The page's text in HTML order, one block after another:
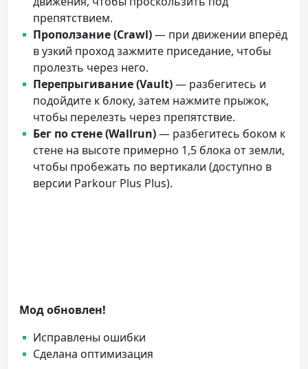
препятствием.
Проползание (Crawl)— при движении вперёд
в узкий проход зажмите приседание, чтобы
пролезть через него.
Перепрыгивание (Vault)— разбегитесь и
подойдите к блоку, затем нажмите прыжок,
чтобы перелезть через препятствие.
Бег по стене (Wallrun)— разбегитесь боком к
стене на высоте примерно 1,5 блока от земли,
чтобы пробежать по вертикали (доступно в
версии Parkour Plus Plus).
Мод обновлен!
Исправлены ошибки
Сделана оптимизация